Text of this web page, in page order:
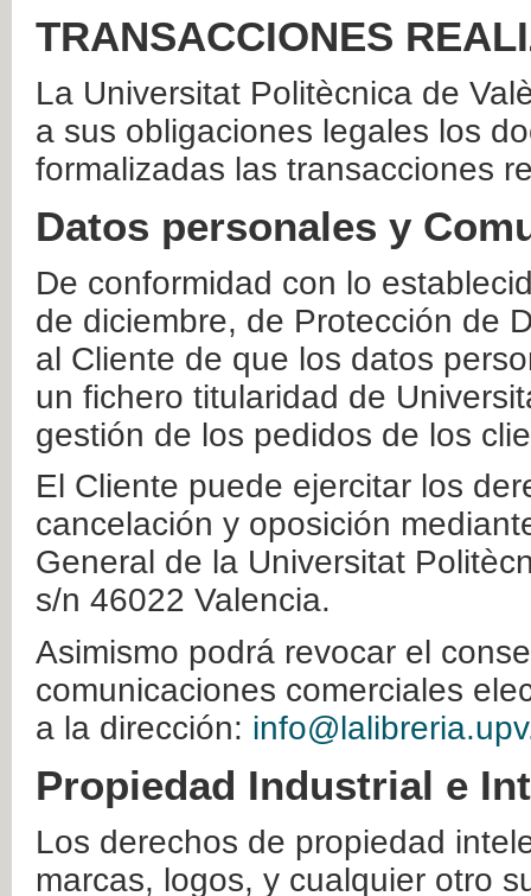
TRANSACCIONES
La Universitat Politècnica de
a sus obligaciones legales los
formalizadas las transacciones
Datos personales y
De conformidad con lo
de diciembre, de Protección de
al Cliente de que los datos
un fichero titularidad de
gestión de los pedidos de los
El Cliente puede ejercitar los
cancelación y oposición
General de la Universitat
s/n 46022 Valencia.
Asimismo podrá revocar el
comunicaciones comerciales
a la dirección:
Propiedad Industrial e
Los derechos de propiedad
marcas, logos, y cualquier otro